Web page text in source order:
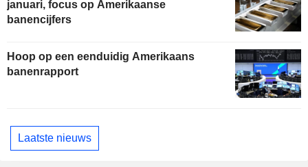
januari, focus op Amerikaanse
banencijfers
Hoop op een eenduidig Amerikaans
banenrapport
Laatste nieuws